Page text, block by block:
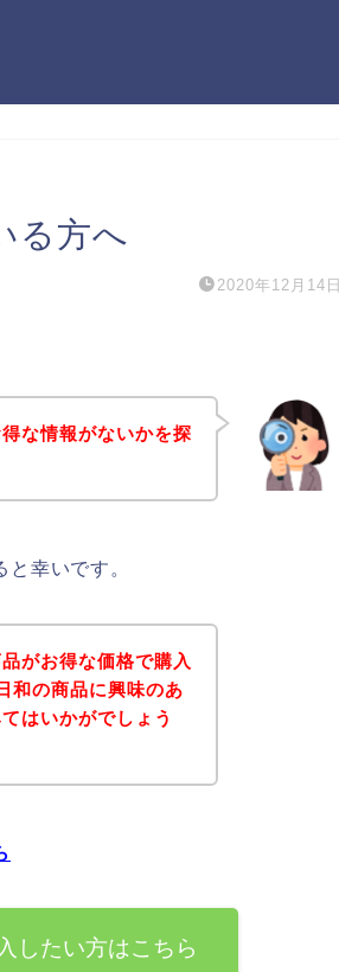
る方へ
2020年12月14日
な情報がないかを探
幸いです。
がお得な価格で購入
和の商品に興味のあ
はいかがでしょう
したい方はこちら